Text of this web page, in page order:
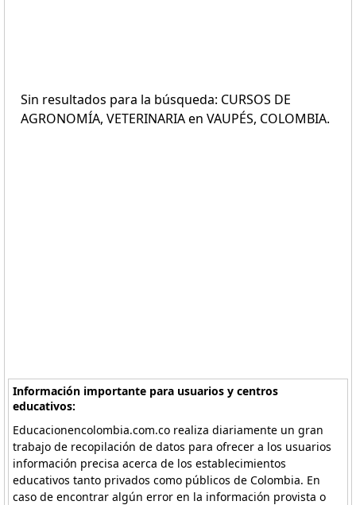
Sin resultados para la búsqueda: CURSOS DE
AGRONOMÍA, VETERINARIA en VAUPÉS, COLOMBIA.
Información importante para usuarios y centros
educativos:
Educacionencolombia.com.co realiza diariamente un gran
trabajo de recopilación de datos para ofrecer a los usuarios
información precisa acerca de los establecimientos
educativos tanto privados como públicos de Colombia. En
caso de encontrar algún error en la información provista o